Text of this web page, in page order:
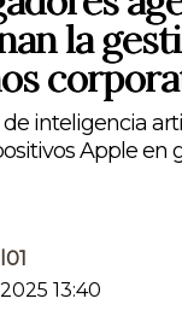
la
inteligencia
Apple en
13:40